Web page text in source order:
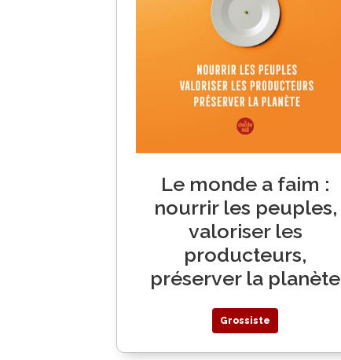
Le monde a faim :
nourrir les peuples,
valoriser les
producteurs,
préserver la planète
Grossiste